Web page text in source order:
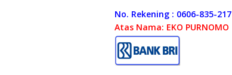
No. Rekening : 0606-835-217
Atas Nama: EKO PURNOMO